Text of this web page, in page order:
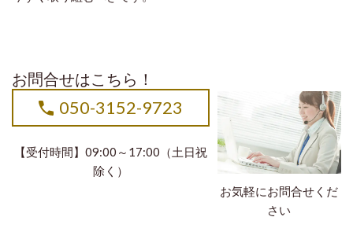
お問合せはこちら！
お気軽にお問合せくだ
さい
050-3152-9723
【受付時間】09:00～17:00（土日祝
除く）